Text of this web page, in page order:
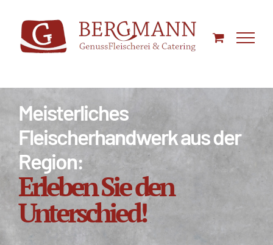
Inhalt
springen
Meisterliches
Fleischerhandwerk aus der
Region:
Erleben Sie den
Unterschied!